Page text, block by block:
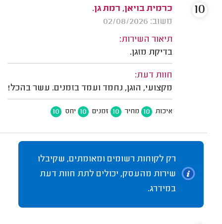
כרמית בויאן, רמת גן.
משוב: 02/08/2026
תיאור השירות:
בדיקת מזגן.
חוות דעת:
מקצועי, הוגן, נחמד ועמד בזמנים. עשר בהכל!
איכות 10 מחיר 10 זמנים 10 יחס 10
10
רק לקוחות רשומים ומאומתים, שקיבלו
שירות מהעסק, יכולים לתת חוות דעת
במידרג.